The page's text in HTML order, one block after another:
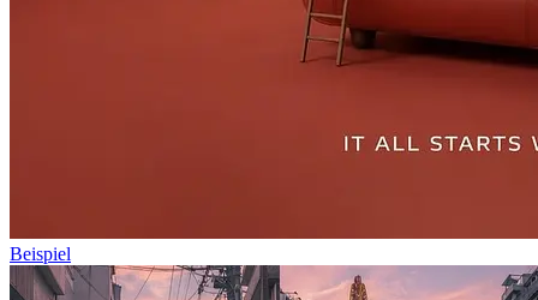
Beispiel